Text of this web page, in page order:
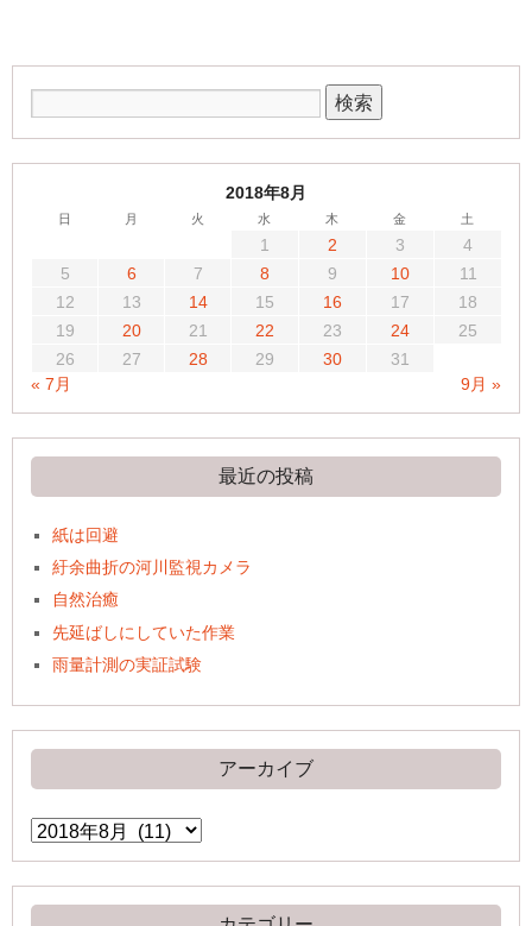
2018年8月
日 月 火 水 木 金 土
1 2 3
4
5
6 7 8 9 10
11
12
13 14 15 16 17
18
19
20 21 22 23 24
25
26
27 28 29 30
31
« 7月
9月 »
最近の投稿
紙は回避
紆余曲折の河川監視カメラ
自然治癒
先延ばしにしていた作業
雨量計測の実証試験
アーカイブ
ア
ー
イ
ブ